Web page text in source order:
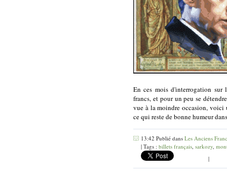
En ces mois d'interrogation
francs, et pour un peu se
vue à la moindre occasion, voici
ce qui reste de bonne humeur
13:42 Publié dans Les Anciens
| Tags : billets français, sarkozy,
|